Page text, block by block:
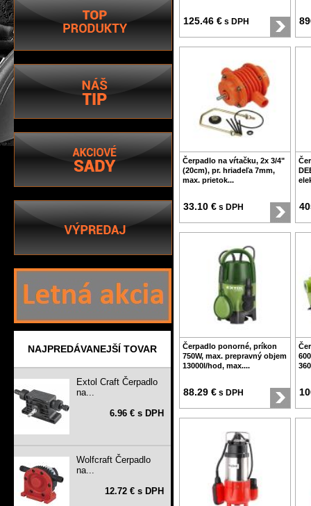
NAJPREDÁVANEJŠÍ TOVAR
Extol Craft Čerpadlo
na...
6.96 € s DPH
Wolfcraft Čerpadlo
na...
12.72 € s DPH
125.46 € s DPH
Čerpadlo na vŕtačku, 2x 3/4"
(20cm), pr. hriadeľa 7mm,
max. prietok...
33.10 € s DPH
Čerpadlo ponorné, príkon
750W, max. prepravný objem
13000l/hod, max....
88.29 € s DPH